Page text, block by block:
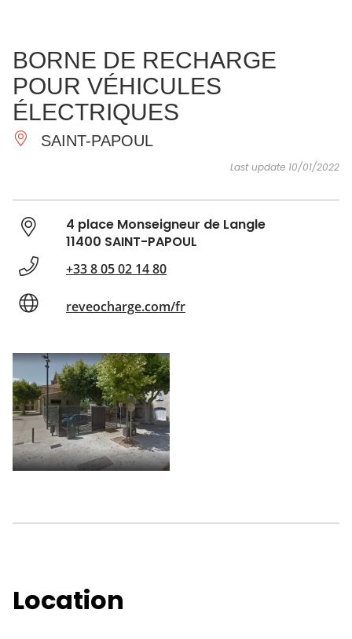
ESSENTIAL
AND
DO
INSPIRATIONS AGENDA
BORNE DE RECHARGE
POUR VÉHICULES
ÉLECTRIQUES
SAINT-PAPOUL
Last update 10/01/2022
4 place Monseigneur de Langle
11400 SAINT-PAPOUL
+33 8 05 02 14 80
reveocharge.com/fr
Location